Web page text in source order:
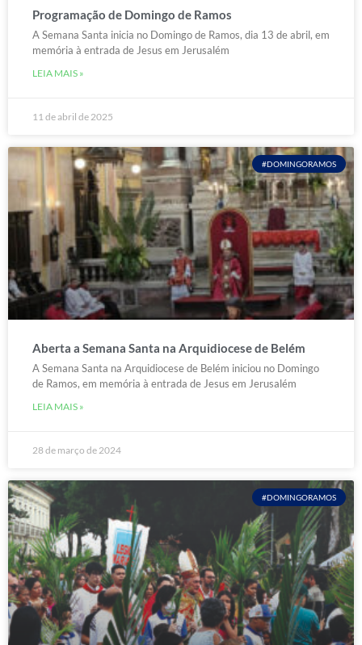
Programação de Domingo de Ramos
A Semana Santa inicia no Domingo de Ramos, dia 13 de abril, em
memória à entrada de Jesus em Jerusalém
LEIA MAIS »
11 de abril de 2025
#DOMINGORAMOS
Aberta a Semana Santa na Arquidiocese de Belém
A Semana Santa na Arquidiocese de Belém iniciou no Domingo
de Ramos, em memória à entrada de Jesus em Jerusalém
LEIA MAIS »
28 de março de 2024
#DOMINGORAMOS